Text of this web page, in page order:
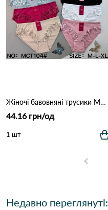
Жіночі бавовняні трусики MCT104 (M–XL) 12B Різні кольори
44.16 грн/од
1 шт
Недавно переглянуті: